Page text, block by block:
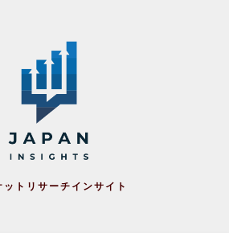
ットリサーチインサイト